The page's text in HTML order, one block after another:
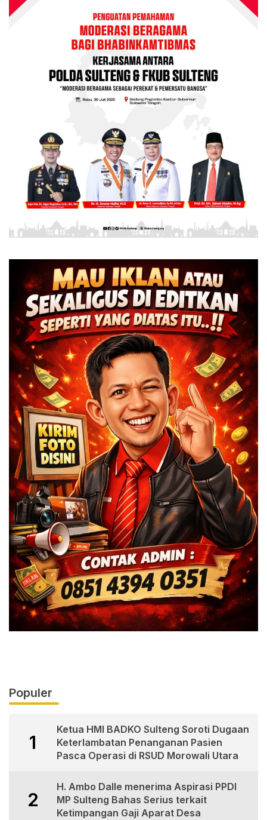
Populer
1
Ketua HMI BADKO Sulteng Soroti Dugaan
Keterlambatan Penanganan Pasien
Pasca Operasi di RSUD Morowali Utara
2
H. Ambo Dalle menerima Aspirasi PPDI
MP Sulteng Bahas Serius terkait
Ketimpangan Gaji Aparat Desa